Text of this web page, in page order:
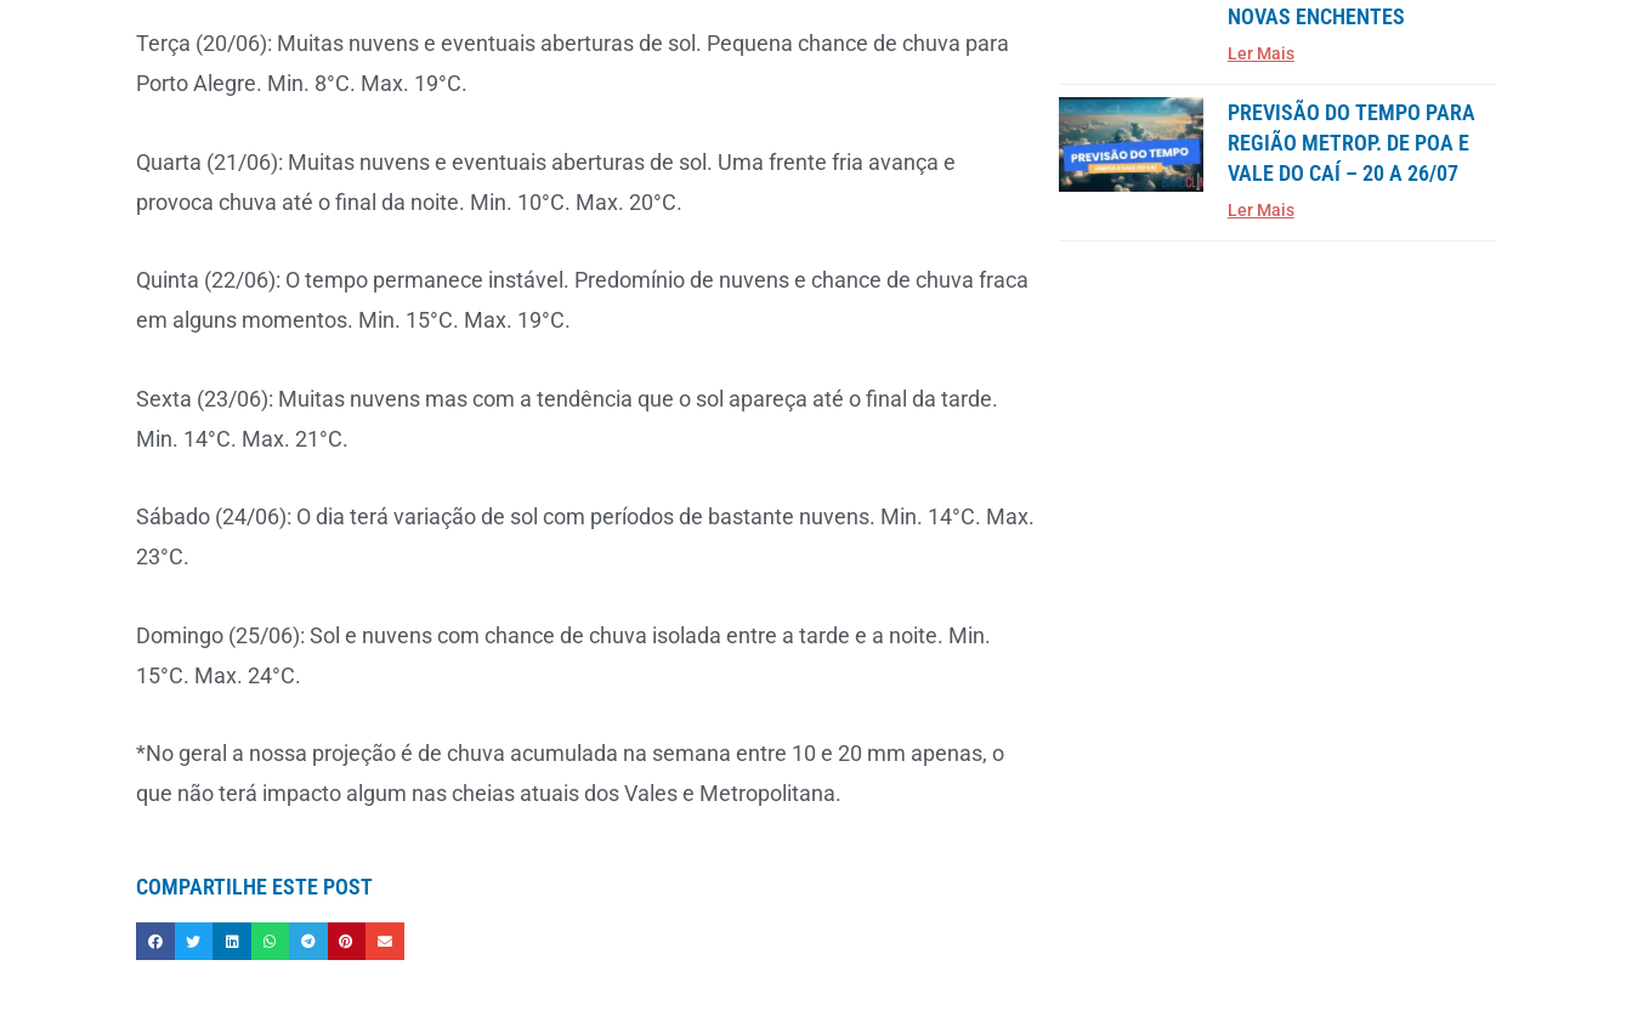
Terça (20/06): Muitas nuvens e eventuais aberturas de sol. Pequena chance de chuva para
Porto Alegre. Min. 8°C. Max. 19°C.
Quarta (21/06): Muitas nuvens e eventuais aberturas de sol. Uma frente fria avança e
provoca chuva até o final da noite. Min. 10°C. Max. 20°C.
Quinta (22/06): O tempo permanece instável. Predomínio de nuvens e chance de chuva fraca
em alguns momentos. Min. 15°C. Max. 19°C.
Sexta (23/06): Muitas nuvens mas com a tendência que o sol apareça até o final da tarde.
Min. 14°C. Max. 21°C.
Sábado (24/06): O dia terá variação de sol com períodos de bastante nuvens. Min. 14°C. Max.
23°C.
Domingo (25/06): Sol e nuvens com chance de chuva isolada entre a tarde e a noite. Min.
15°C. Max. 24°C.
*No geral a nossa projeção é de chuva acumulada na semana entre 10 e 20 mm apenas, o
que não terá impacto algum nas cheias atuais dos Vales e Metropolitana.
COMPARTILHE ESTE POST
NOVAS ENCHENTES
Ler Mais
PREVISÃO DO TEMPO PARA
REGIÃO METROP. DE POA E
VALE DO CAÍ – 20 A 26/07
Ler Mais